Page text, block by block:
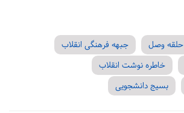
حلقه وصل
جبهه فرهنگی انقلاب
خاطره نوشت انقلاب
بسیج دانشجویی